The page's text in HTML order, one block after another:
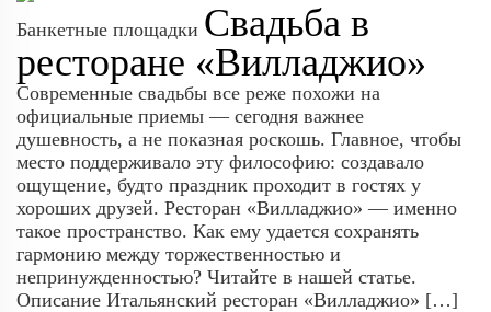
Банкетные площадки Свадьба в
ресторане «Вилладжио»
Современные свадьбы все реже похожи на
официальные приемы — сегодня важнее
душевность, а не показная роскошь. Главное, чтобы
место поддерживало эту философию: создавало
ощущение, будто праздник проходит в гостях у
хороших друзей. Ресторан «Вилладжио» — именно
такое пространство. Как ему удается сохранять
гармонию между торжественностью и
непринужденностью? Читайте в нашей статье.
Описание Итальянский ресторан «Вилладжио» […]